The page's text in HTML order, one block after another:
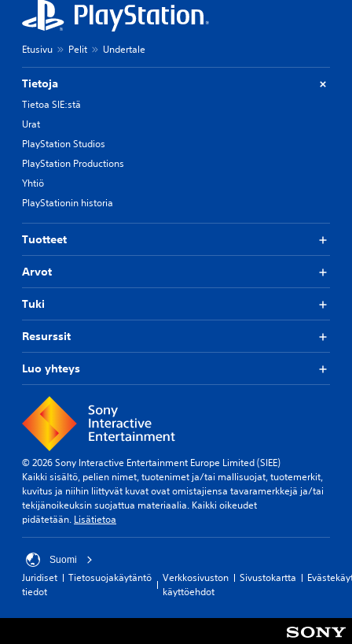
Etusivu Pelit Undertale
Tietoja
Tietoa SIE:stä
Urat
PlayStation Studios
PlayStation Productions
Yhtiö
PlayStationin historia
Tuotteet
Arvot
Tuki
Resurssit
Luo yhteys
© 2026 Sony Interactive Entertainment Europe Limited (SIEE)
Kaikki sisältö, pelien nimet, tuotenimet ja/tai mallisuojat, tuotemerkit,
kuvitus ja niihin liittyvät kuvat ovat omistajiensa tavaramerkkejä ja/tai
tekijänoikeuksin suojattua materiaalia. Kaikki oikeudet
pidätetään. Lisätietoa
Suomi
Juridiset
tiedot
Tietosuojakäytäntö
Verkkosivuston
käyttöehdot
Sivustokartta